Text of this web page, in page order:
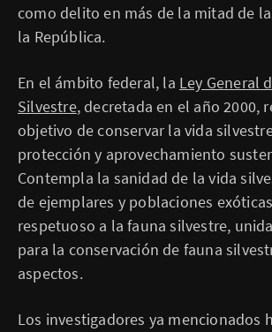
como delito en más de la mitad de
la República.
En el ámbito federal, la Ley General
Silvestre, decretada en el año 2000,
objetivo de conservar la vida
protección y aprovechamiento
Contempla la sanidad de la vida
de ejemplares y poblaciones
respetuoso a la fauna silvestre,
para la conservación de fauna
aspectos.
Los investigadores ya mencionados